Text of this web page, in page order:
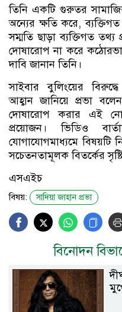
তিনি একটি গুরুতর
অন্যের ক্ষতি করে,
সম্মতি ছাড়া ব্যক্তিগত
দোষারোপ না করে
দাবি জানান তিনি।
সাইবার বুলিংয়ের
আহ্বান জানিয়ে প্রভা
দোষারোপ করার এই
প্রয়োজন। ভিডিও
যোগাযোগমাধ্যমে
সচেতনতামূলক বিতর্কের
এসএইচ
বিষয়: সাদিয়া জাহান প্রভা
বিনোদন